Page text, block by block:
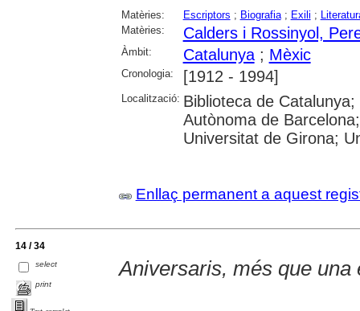
Matèries: Escriptors ; Biografia; Exili ;
Matèries:
Calders i Rossinyol,
Àmbit: Catalunya; Mèxic
Cronologia: [1912 - 1994]
Localització: Biblioteca de
Autònoma de
Universitat de Girona;
Enllaç permanent a aquest
14 / 34
select
print
Aniversaris, més que